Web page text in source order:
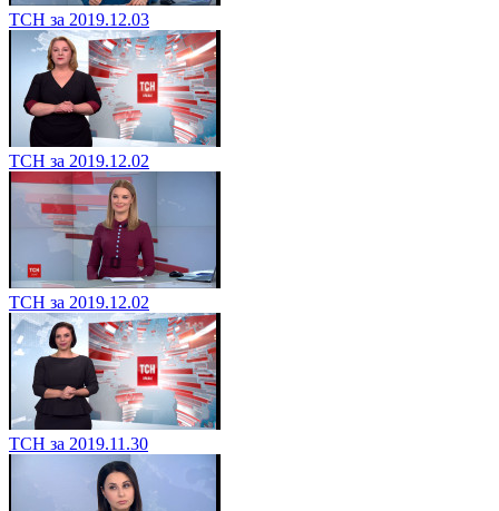
ТСН за 2019.12.03
ТСН за 2019.12.02
ТСН за 2019.12.02
ТСН за 2019.11.30